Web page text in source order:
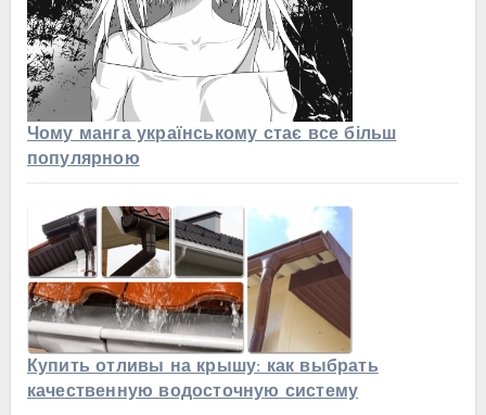
Чому манга українському стає все більш
популярною
Купить отливы на крышу: как выбрать
качественную водосточную систему